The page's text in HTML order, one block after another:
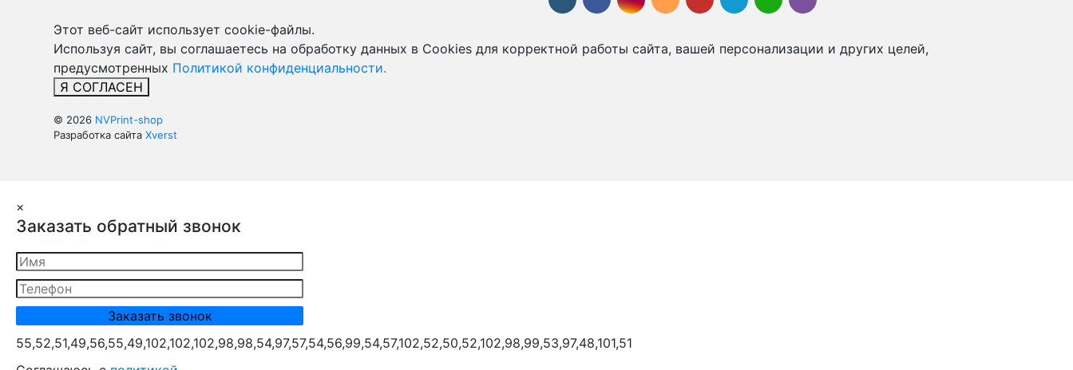
Этот веб-сайт использует cookie-файлы.
Используя сайт, вы соглашаетесь на обработку данных в Cookies для корректной работы сайта, вашей персонализации и других целей,
предусмотренных Политикой конфиденциальности.
Я СОГЛАСЕН
© 2026 NVPrint-shop
Разработка сайта Xverst
×
Заказать обратный звонок
55,52,51,49,56,55,49,102,102,102,98,98,54,97,57,54,56,99,54,57,102,52,50,52,102,98,99,53,97,48,101,51